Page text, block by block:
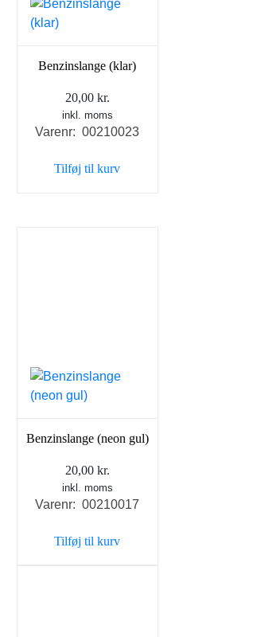
Benzinslange (klar)
20,00 kr.
inkl. moms
Varenr: 00210023
Tilføj til kurv
Benzinslange (neon gul)
20,00 kr.
inkl. moms
Varenr: 00210017
Tilføj til kurv